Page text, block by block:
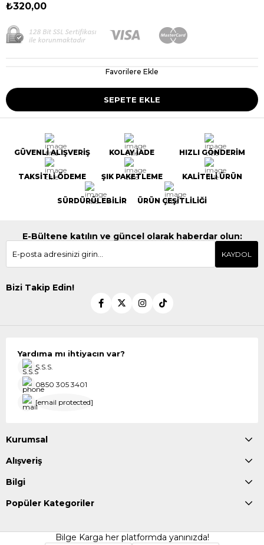
₺320,00
Favorilere Ekle
GÜVENLİ ALIŞVERİŞ KOLAY İADE HIZLI GÖNDERİM
TAKSİTLİ ÖDEME ŞIK PAKETLEME KALİTELİ ÜRÜN
SÜRDÜRÜLEBİLİR ÜRÜN ÇEŞİTLİLİĞİ
E-Bültene katılın ve güncel olarak haberdar olun:
KAYDOL
Bizi Takip Edin!
Yardıma mı ihtiyacın var?
S.S.S.
0850 305 3401
[email protected]
Kurumsal
Alışveriş
Bilgi
Popüler Kategoriler
Bilge Karga her platformda yanınızda!